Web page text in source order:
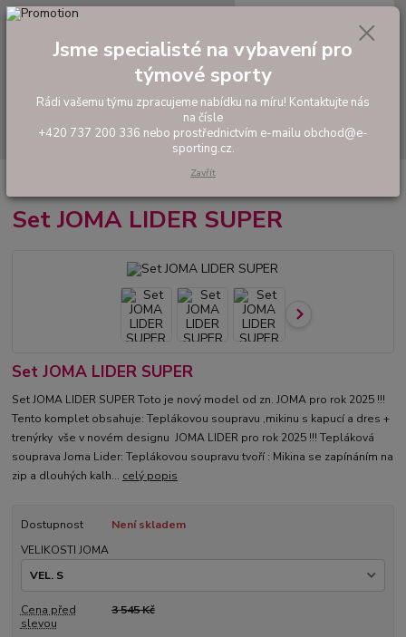
Hledat
tel: +420 737 200 336
0,00 Kč
Hráčské sety a soupravy
Set JOMA LIDER SUPER
Set JOMA LIDER SUPER
Set JOMA LIDER SUPER Toto je nový model od zn. JOMA pro rok 2025 !!!
Tento komplet obsahuje: Teplákovou soupravu ,mikinu s kapucí a dres +
trenýrky vše v novém designu JOMA LIDER pro rok 2025 !!! Tepláková
souprava Joma Lider: Teplákovou soupravu tvoří : Mikina se zapínáním na
zip a dlouhých kalh... celý popis
Dostupnost
Není skladem
VELIKOSTI JOMA
Cena před
slevou
3 545 Kč
Jsme specialisté na vybavení pro
týmové sporty
Rádi vašemu týmu zpracujeme nabídku na míru! Kontaktujte nás
na čísle
+420 737 200 336 nebo prostřednictvím e-mailu obchod@e-
sporting.cz.
Zavřít